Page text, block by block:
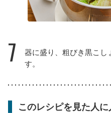
7
器に盛り、粗びき黒こ
す。
このレシピを見た人